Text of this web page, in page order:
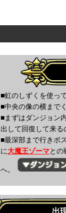
■虹のしずくを使っ
■中央の像の横まで
■まずはダンジョン
出して回復して来る
■最深部まで行きボ
に大魔王ゾーマとの
へ。
出